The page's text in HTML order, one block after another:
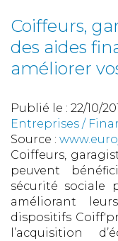
Coiffeurs,
des aides
améliorer
Publié le : 22/10/
Entreprises /
Source :
Coiffeurs,
peuvent
sécurité sociale
améliorant
dispositifs
l’acquisition